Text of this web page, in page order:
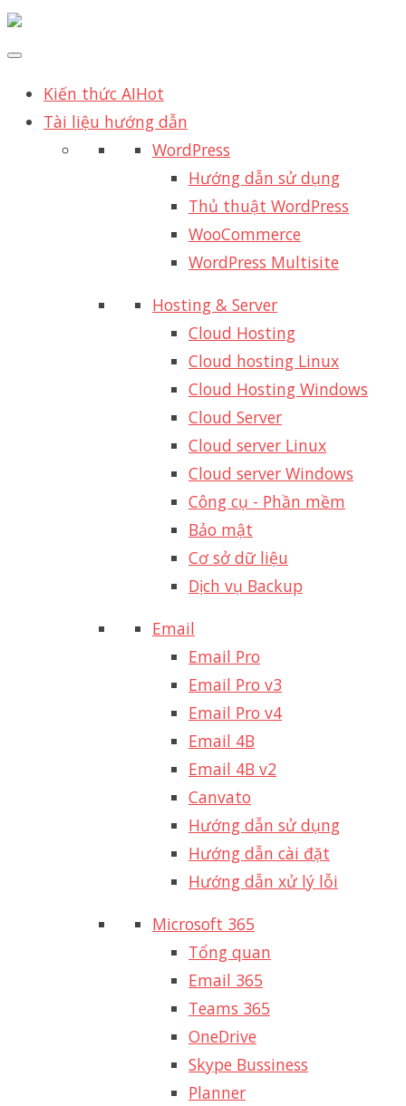
Kiến thức AIHot
Tài liệu hướng dẫn
WordPress
Hướng dẫn sử dụng
Thủ thuật WordPress
WooCommerce
WordPress Multisite
Hosting & Server
Cloud Hosting
Cloud hosting Linux
Cloud Hosting Windows
Cloud Server
Cloud server Linux
Cloud server Windows
Công cụ - Phần mềm
Bảo mật
Cơ sở dữ liệu
Dịch vụ Backup
Email
Email Pro
Email Pro v3
Email Pro v4
Email 4B
Email 4B v2
Canvato
Hướng dẫn sử dụng
Hướng dẫn cài đặt
Hướng dẫn xử lý lỗi
Microsoft 365
Tổng quan
Email 365
Teams 365
OneDrive
Skype Bussiness
Planner